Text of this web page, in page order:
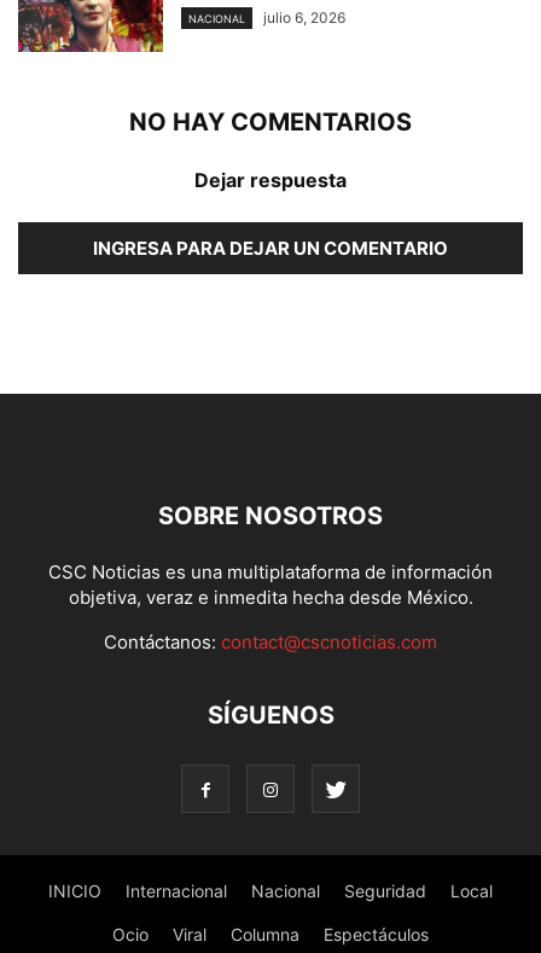
NACIONAL julio 6, 2026
NO HAY COMENTARIOS
Dejar respuesta
INGRESA PARA DEJAR UN COMENTARIO
SOBRE NOSOTROS
CSC Noticias es una multiplataforma de información
objetiva, veraz e inmedita hecha desde México.
Contáctanos: contact@cscnoticias.com
SÍGUENOS
INICIO Internacional Nacional Seguridad Local
Ocio Viral Columna Espectáculos